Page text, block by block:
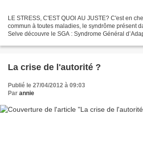
LE STRESS, C'EST QUOI AU JUSTE? C'est en
commun à toutes maladies, le syndrôme présent
Selve découvre le SGA : Syndrome Général
La crise de l'autorité ?
Publié le 27/04/2012 à 09:03
Par annie